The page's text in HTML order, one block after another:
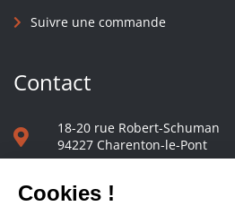
Suivre une commande
Contact
18-20 rue Robert-Schuman
94227 Charenton-le-Pont